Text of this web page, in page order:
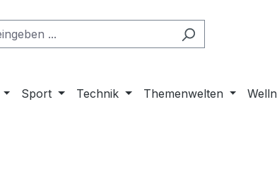
Sport Technik Themenwelten